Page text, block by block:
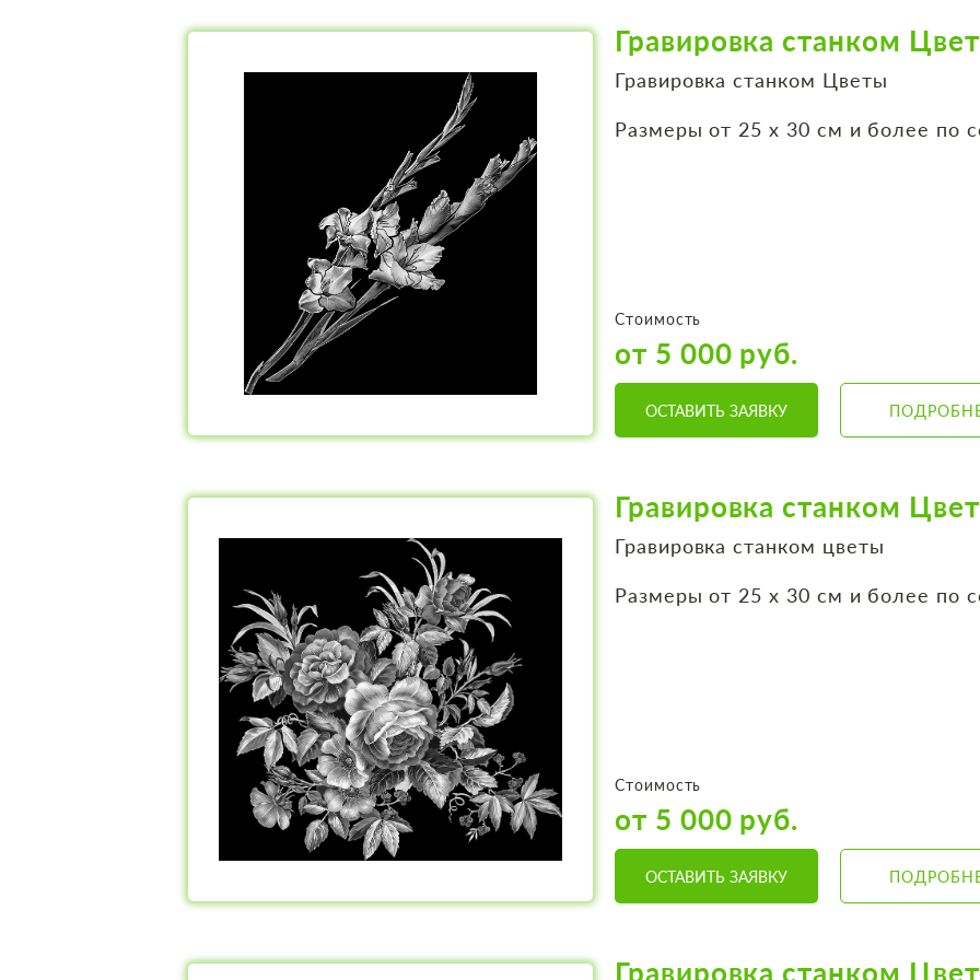
Гравировка станком
Гравировка станком Цветы
Размеры от 25 х 30 см и более по
Стоимость
от 5 000 руб.
ОСТАВИТЬ ЗАЯВКУ
Гравировка станком
Гравировка станком цветы
Размеры от 25 х 30 см и более по
Стоимость
от 5 000 руб.
ОСТАВИТЬ ЗАЯВКУ
Гравировка станком